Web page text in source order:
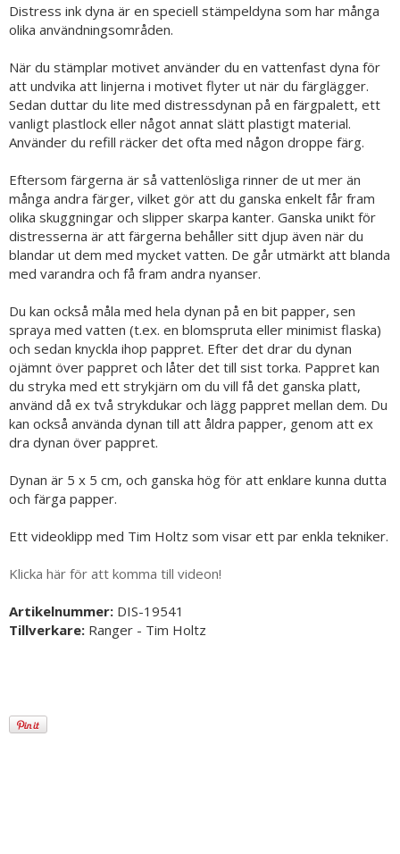
Distress ink dyna är en speciell stämpeldyna som har många
olika användningsområden.
När du stämplar motivet använder du en vattenfast dyna för
att undvika att linjerna i motivet flyter ut när du färglägger.
Sedan duttar du lite med distressdynan på en färgpalett, ett
vanligt plastlock eller något annat slätt plastigt material.
Använder du refill räcker det ofta med någon droppe färg.
Eftersom färgerna är så vattenlösliga rinner de ut mer än
många andra färger, vilket gör att du ganska enkelt får fram
olika skuggningar och slipper skarpa kanter. Ganska unikt för
distresserna är att färgerna behåller sitt djup även när du
blandar ut dem med mycket vatten. De går utmärkt att blanda
med varandra och få fram andra nyanser.
Du kan också måla med hela dynan på en bit papper, sen
spraya med vatten (t.ex. en blomspruta eller minimist flaska)
och sedan knyckla ihop pappret. Efter det drar du dynan
ojämnt över pappret och låter det till sist torka. Pappret kan
du stryka med ett strykjärn om du vill få det ganska platt,
använd då ex två strykdukar och lägg pappret mellan dem. Du
kan också använda dynan till att åldra papper, genom att ex
dra dynan över pappret.
Dynan är 5 x 5 cm, och ganska hög för att enklare kunna dutta
och färga papper.
Ett videoklipp med Tim Holtz som visar ett par enkla tekniker.
Klicka här för att komma till videon!
Artikelnummer: DIS-19541
Tillverkare: Ranger - Tim Holtz